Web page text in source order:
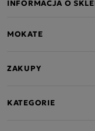
INFORMACJA O
MOKATE
ZAKUPY
KATEGORIE